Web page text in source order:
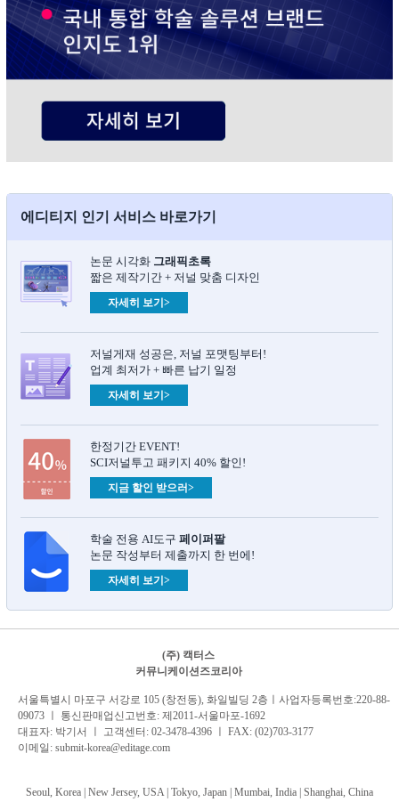
에디티지 인기 서비스 바로가기
논문 시각화 그래픽초록​
짧은 제작기간 + 저널 맞춤 디자인
자세히 보기>
저널게재 성공은, 저널 포맷팅부터!
업계 최저가 + 빠른 납기 일정
자세히 보기>
한정기간 EVENT!
SCI저널투고 패키지 40% 할인!
지금 할인 받으러>
학술 전용 AI도구 페이퍼팔
논문 작성부터 제출까지 한 번에!
자세히 보기>
(주) 캑터스
커뮤니케이션즈코리아
서 울특별시 마포구 서강로 105 (창전동), 화일빌딩 2층 ㅣ사업자등록번호:220-88-
09073 ㅣ 통신판매업신고번호: 제2011-서울마포-1692
대표자: 박기서 ㅣ 고객센터: 02-3478-4396 ㅣ FAX: (02)703-3177
이메일: submit-korea@editage.com
Seoul, Korea | New Jersey, USA | Tokyo, Japan | Mumbai, India | Shanghai, China